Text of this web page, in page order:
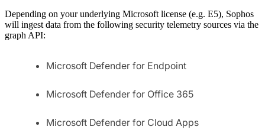
Depending on your underlying Microsoft license (e.g. E5), Sophos
will ingest data from the following security telemetry sources via the
graph API:
Microsoft Defender for Endpoint
Microsoft Defender for Office 365
Microsoft Defender for Cloud Apps